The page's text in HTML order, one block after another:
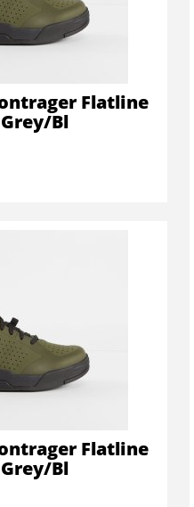
Flatline
Bl
Flatline
Bl